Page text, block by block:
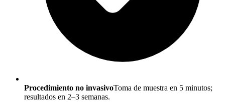
Procedimiento no invasivoToma de muestra en 5 minutos;
resultados en 2–3 semanas.